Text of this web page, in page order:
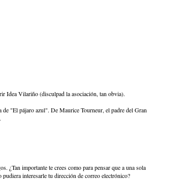
Idea Vilariño (disculpad la asociación, tan obvia).
"El pájaro azul". De Maurice Tourneur, el padre del Gran
¿Tan importante te crees como para pensar que a una sola
interesarle tu dirección de correo electrónico?